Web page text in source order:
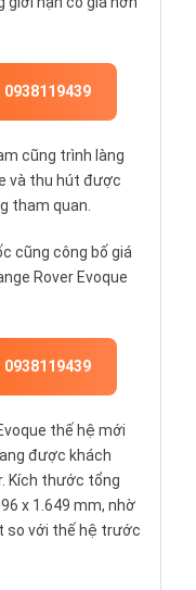
0938119439
cũng trình làng
và thu hút được
tham quan.
cũng công bố giá
Rover Evoque
0938119439
thế hệ mới
được khách
Kích thước tổng
x 1.649 mm, nhờ
so với thế hệ trước